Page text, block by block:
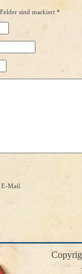
sind markiert *
Mail.